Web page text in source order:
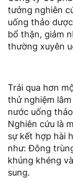
tưởng nghiên
uống thảo
bổ thận, giảm
thường xuyên
Trải qua hơn
thử nghiệm
nước uống
Nghiên cứu là
sự kết hợp hài
như: Đông
khúng khéng
sung.